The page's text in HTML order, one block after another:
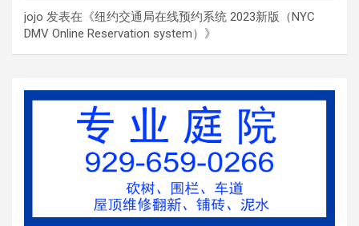
jojo 发表在《纽约交通局在线预约系统 2023新版（NYC
DMV Online Reservation system） 》